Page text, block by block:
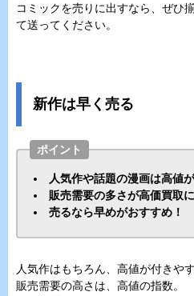
コミックを売りに出すなら、ぜひ
て送ってください。
新作は早く売る
ポイント
人気作や話題の漫画は高値
販売需要の多さが高価買取
売るなら早めがおすすめ！
人気作はもちろん、高値が付きや
販売需要の高さは、高値の指数。